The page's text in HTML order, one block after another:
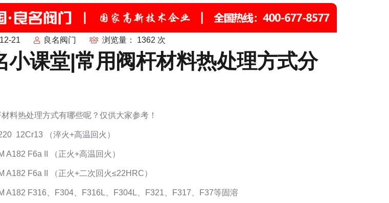
21 良名阀门 浏览量： 1362 次
小课堂|常用阀杆材料热处理方式分
料热处理方式有哪些呢？仅供大家参考！
12Cr13 （淬火+高温回火）
A182 F6a II （正火+高温回火）
A182 F6a II （正火+二次回火≤22HRC）
A182 F316、F304、F316L、F304L、F321、F317、F37等固溶